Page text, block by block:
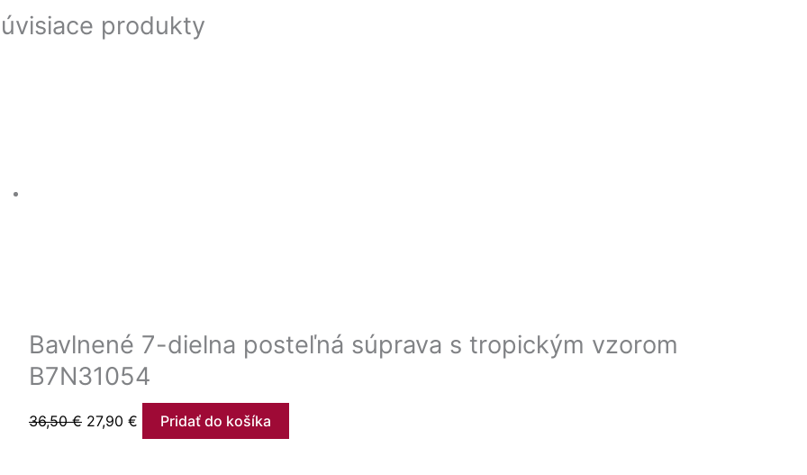
produkty
Bavlnené 7-dielna posteľná súprava s tropickým vzorom
B7N31054
36,50€ 27,90 € Pridať do košíka